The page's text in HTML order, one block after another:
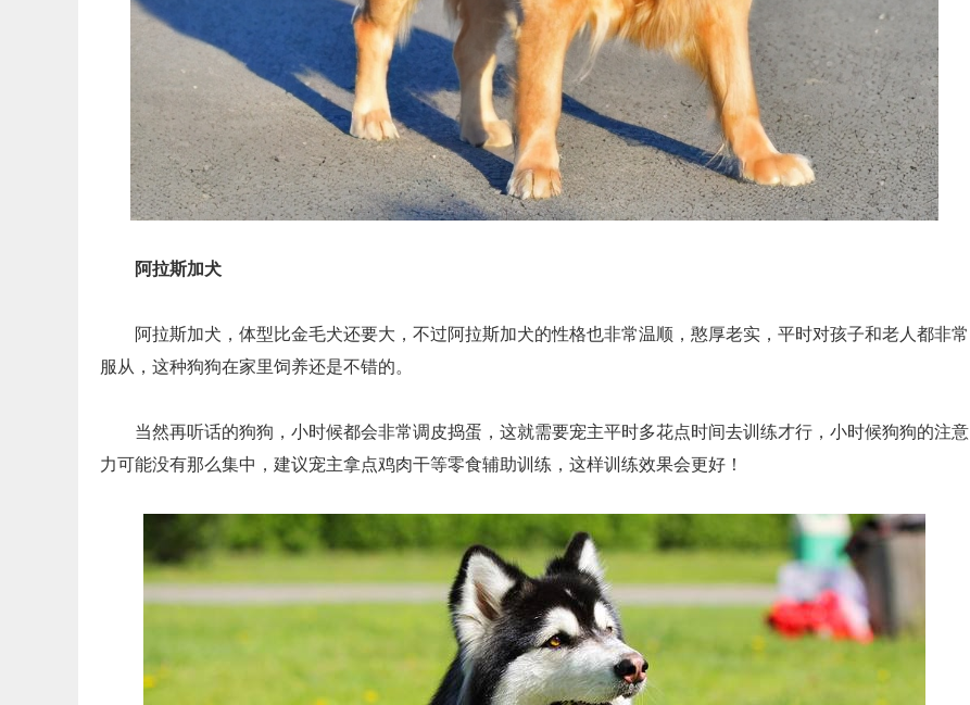
阿拉斯加犬
阿拉斯加犬，体型比金毛犬还要大，不过阿拉斯加犬的性格也非常温顺，憨厚老实，平时对孩子和老人都非常
服从，这种狗狗在家里饲养还是不错的。
当然再听话的狗狗，小时候都会非常调皮捣蛋，这就需要宠主平时多花点时间去训练才行，小时候狗狗的注意
力可能没有那么集中，建议宠主拿点鸡肉干等零食辅助训练，这样训练效果会更好！